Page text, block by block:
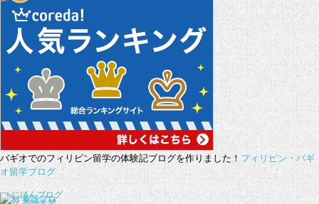
バギオでのフィリピン留学の体験記ブログを作りました！ フィリピン・バギ
オ留学ブログ